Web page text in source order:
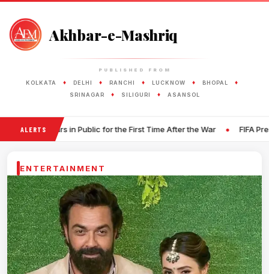
Akhbar-e-Mashriq
PUBLISHED FROM
KOLKATA ♦ DELHI ♦ RANCHI ♦ LUCKNOW ♦ BHOPAL ♦
SRINAGAR ♦ SILIGURI ♦ ASANSOL
ALERTS
Public for the First Time After the War • FIFA President Denies
ENTERTAINMENT